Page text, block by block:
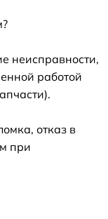
неисправности,
работой
отказ в
при